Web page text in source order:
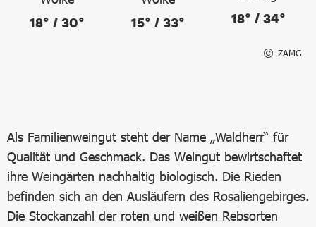
18° / 30° 15° / 33° 18° / 34°
ZAMG
Als Familienweingut steht der Name „Waldherr“ für
Qualität und Geschmack. Das Weingut bewirtschaftet
ihre Weingärten nachhaltig biologisch. Die Rieden
befinden sich an den Ausläufern des Rosaliengebirges.
Die Stockanzahl der roten und weißen Rebsorten